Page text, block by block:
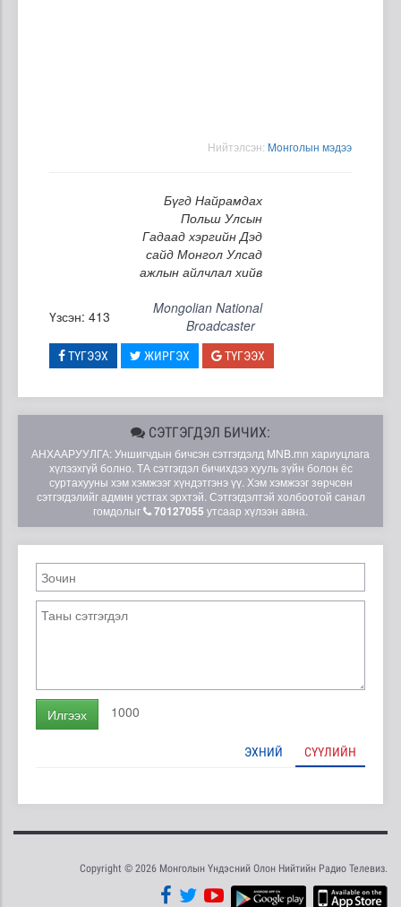
Нийтэлсэн: Moнголын мэдээ
Бүгд Найрамдах
Польш Улсын
Гадаад хэргийн Дэд
сайд Монгол Улсад
ажлын айлчлал хийв
Үзсэн: 413
Mongolian National
Broadcaster
ТҮГЭЭХ ЖИРГЭХ ТҮГЭЭХ
СЭТГЭГДЭЛ БИЧИХ:
АНХААРУУЛГА: Уншигчдын бичсэн сэтгэгдэлд MNB.mn хариуцлага
хүлээхгүй болно. ТА сэтгэгдэл бичихдээ хууль зүйн болон ёс
суртахууны хэм хэмжээг хүндэтгэнэ үү. Хэм хэмжээг зөрчсөн
сэтгэгдэлийг админ устгах эрхтэй. Сэтгэгдэлтэй холбоотой санал
гомдолыг
70127055 утсаар хүлээн авна.
Илгээх 1000
ЭХНИЙ СҮҮЛИЙН
Copyright © 2026 Монголын Үндэсний Олон Нийтийн Радио Телевиз.